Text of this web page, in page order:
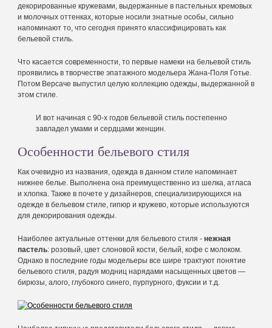
декорированные кружевами, выдержанные в пастельных кремовых
и молочных оттенках, которые носили знатные особы, сильно
напоминают то, что сегодня принято классифицировать как
бельевой стиль.
Что касается современности, то первые намеки на бельевой стиль
проявились в творчестве эпатажного модельера Жана-Поля Готье.
Потом Версаче выпустил целую коллекцию одежды, выдержанной в
этом стиле.
И вот начиная с 90-х годов бельевой стиль постепенно
завладел умами и сердцами женщин.
Особенности бельевого стиля
Как очевидно из названия, одежда в данном стиле напоминает
нижнее белье. Выполнена она преимущественно из шелка, атласа
и хлопка. Также в почете у дизайнеров, специализирующихся на
одежде в бельевом стиле, гипюр и кружево, которые используются
для декорирования одежды.
Наиболее актуальные оттенки для бельевого стиля -нежная
пастель: розовый, цвет слоновой кости, белый, кофе с молоком.
Однако в последние годы модельеры все шире трактуют понятие
бельевого стиля, радуя модниц нарядами насыщенных цветов —
бирюзы, алого, глубокого синего, пурпурного, фуксии и т.д.